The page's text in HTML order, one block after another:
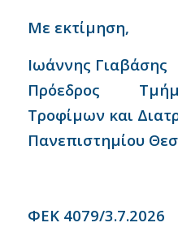
Με εκτίμηση,
Ιωάννης Γιαβάσης
Πρόεδρος
Τροφίμων και
Πανεπιστημίου
ΦΕΚ 4079/3.7.2026